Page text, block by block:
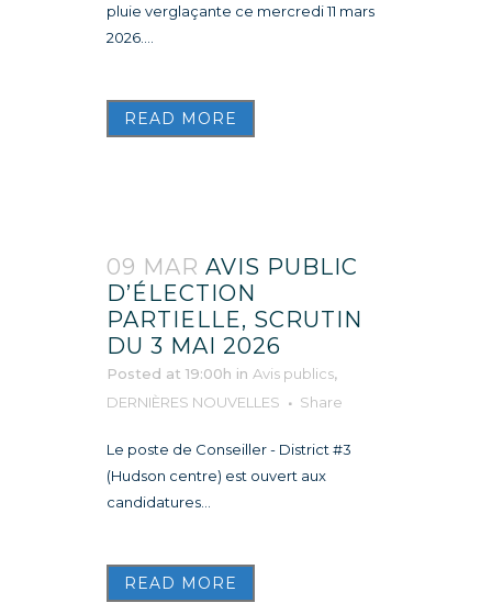
pluie verglaçante ce mercredi 11 mars
2026....
READ MORE
09 MAR AVIS PUBLIC
D’ÉLECTION
PARTIELLE, SCRUTIN
DU 3 MAI 2026
Posted at 19:00h in Avis publics,
DERNIÈRES NOUVELLES
Share
Le poste de Conseiller - District #3
(Hudson centre) est ouvert aux
candidatures...
READ MORE